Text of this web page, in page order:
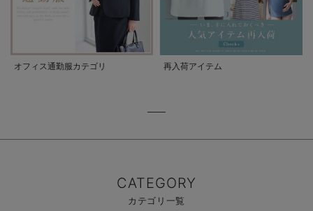
オフィス通勤服カテゴリ 再入荷アイテム
CATEGORY
カテゴリ一覧